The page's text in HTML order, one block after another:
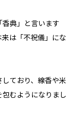
典」と言います
は「不祝儀」にな
ており、線香や米
むようになりまし